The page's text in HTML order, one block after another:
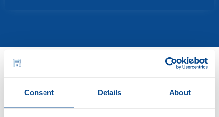
Consent Details About
Soluții de gestionare a numerarului.
Cu siguranță, de la Brink’s.